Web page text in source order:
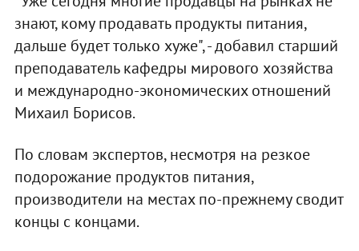
знают, кому продавать продукты питания,
дальше будет только хуже", - добавил старший
преподаватель кафедры мирового хозяйства
и международно-экономических отношений
Михаил Борисов.
По словам экспертов, несмотря на резкое
подорожание продуктов питания,
производители на местах по-прежнему сводит
концы с концами.